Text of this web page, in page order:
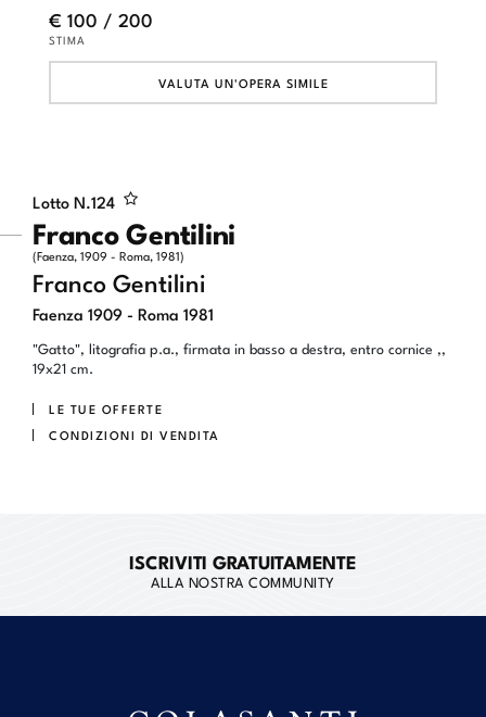
Lotto N.124
Franco Gentilini
(Faenza, 1909 - Roma, 1981)
Franco Gentilini
Faenza 1909 - Roma 1981
"Gatto", litografia p.a., firmata in basso a destra, entro cornice ,,
19x21 cm.
LE TUE OFFERTE
CONDIZIONI DI VENDITA
€ 100 / 200
STIMA
VALUTA UN'OPERA SIMILE
ISCRIVITI GRATUITAMENTE
ALLA NOSTRA COMMUNITY